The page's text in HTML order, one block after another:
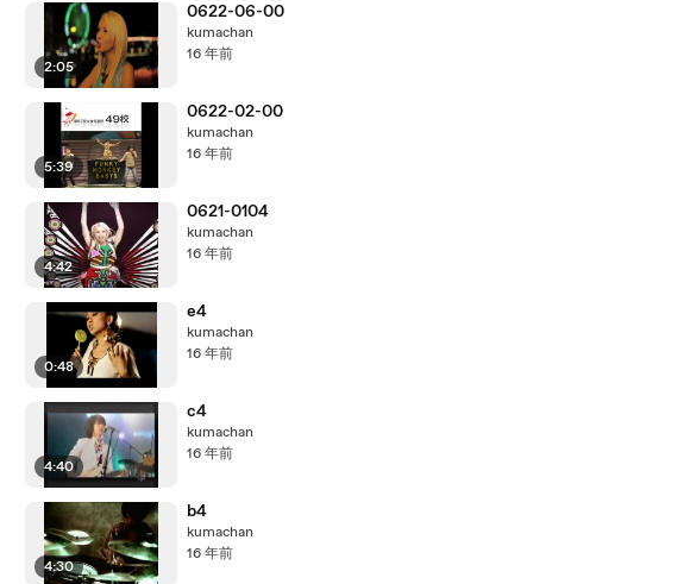
2:05
0622-06-00
kumachan
16 年前
5:39
0622-02-00
kumachan
16 年前
4:42
0621-0104
kumachan
16 年前
0:48
e4
kumachan
16 年前
4:40
c4
kumachan
16 年前
4:30
b4
kumachan
16 年前